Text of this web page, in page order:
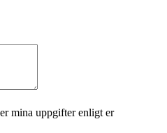
mina uppgifter enligt er